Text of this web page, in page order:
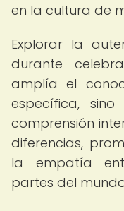
en la cultura de
Explorar la
durante
amplía el
específica,
comprensión
diferencias,
la empatía
partes del